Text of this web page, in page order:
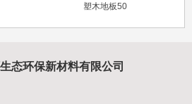
塑木地板50
态环保新材料有限公司